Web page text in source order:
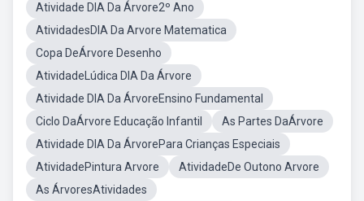
Atividade DIA Da Árvore2º Ano
AtividadesDIA Da Arvore Matematica
Copa DeÁrvore Desenho
AtividadeLúdica DIA Da Árvore
Atividade DIA Da ÁrvoreEnsino Fundamental
Ciclo DaÁrvore Educação Infantil
As Partes DaÁrvore
Atividade DIA Da ÁrvorePara Crianças Especiais
AtividadePintura Arvore
AtividadeDe Outono Arvore
As ÁrvoresAtividades